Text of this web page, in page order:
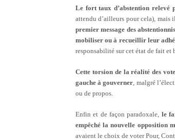
Le fort taux d’abstention relevé
attendu d’ailleurs pour cela), mais
premier message des
mobiliser ou à recueillir leur
responsabilité sur cet état de fait et
Cette torsion de la réalité des
gauche à gouverner, malgré
ou de propos.
Enfin et de façon paradoxale, le
empêché la nouvelle opposition
avaient le choix de voter Pour,